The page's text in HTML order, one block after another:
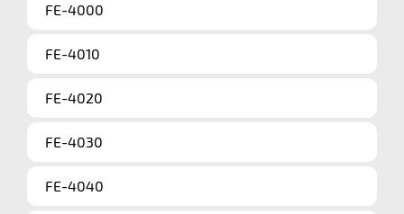
FE-4000
FE-4010
FE-4020
FE-4030
FE-4040